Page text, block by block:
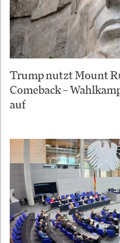
Trump nutzt Mount
Comeback –
auf